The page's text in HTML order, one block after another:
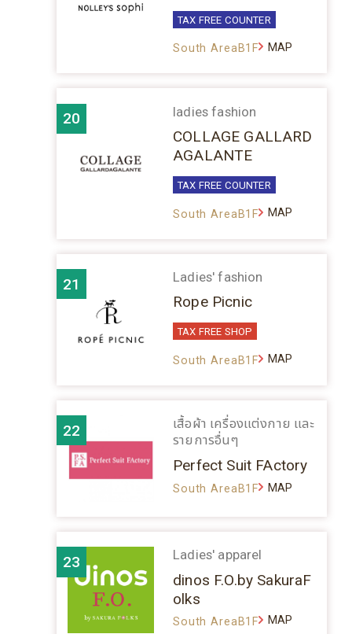
TAX FREE COUNTER
South AreaB1F MAP
20 ladies fashion
COLLAGE GALLARD
AGALANTE
TAX FREE COUNTER
South AreaB1F MAP
21 Ladies' fashion
Rope Picnic
TAX FREE SHOP
South AreaB1F MAP
22
เสื้อผ้า เครื่องแต่งกาย และ
รายการอื่นๆ
Perfect Suit FActory
South AreaB1F MAP
23 Ladies' apparel
dinos F.O.by SakuraF
olks
South AreaB1F MAP